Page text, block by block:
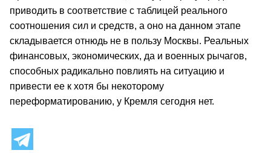
приводить в соответствие с таблицей реального
соотношения сил и средств, а оно на данном этапе
складывается отнюдь не в пользу Москвы. Реальных
финансовых, экономических, да и военных рычагов,
способных радикально повлиять на ситуацию и
привести ее к хотя бы некоторому
переформатированию, у Кремля сегодня нет.